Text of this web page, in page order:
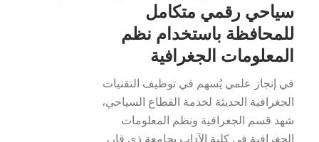
سياحي رقمي متكامل
للمحافظة باستخدام نظم
المعلومات الجغرافية
في إنجاز علمي يُسهم في توظيف التقنيات
الجغرافية الحديثة لخدمة القطاع السياحي،
شهد قسم الجغرافية ونظم المعلومات
الجغرافية في كلية الآداب بجامعة ذي قار،